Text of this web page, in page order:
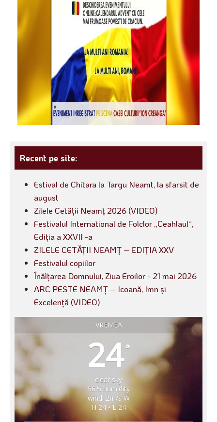
Recent pe site:
Estival de Chitara la Targu Neamt, la sfarsit de
august
Zilele Cetății Neamț 2026 (VIDEO)
Festivalul International de Folclor „Ceahlaul“,
Ediția a XXVII -a
ZILELE CETĂȚII NEAMȚ – EDIȚIA XXV
Festivalul copiilor
Înălțarea Domnului, Ziua Eroilor - 21 mai 2026
ARC PESTE NEAMȚ – Icoană, Imn și
Excelență (VIDEO)
VREMEA
24°
clear sky
56% humidity
wind: 2m/s W
H 24 • L 24